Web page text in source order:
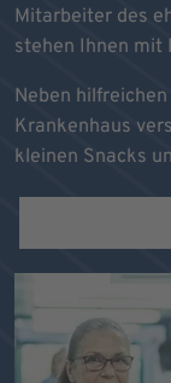
Mitarbeiter des
stehen Ihnen mit
Neben
Krankenhaus
kleinen Snacks